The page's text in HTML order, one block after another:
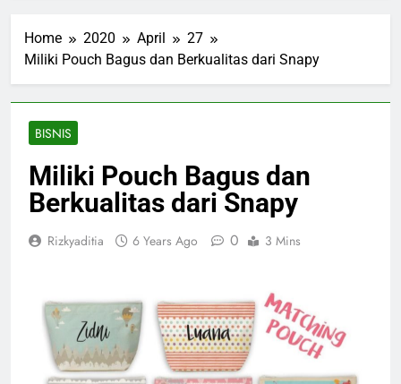
Home 2020 April
27
Miliki Pouch Bagus dan Berkualitas dari Snapy
BISNIS
Miliki Pouch Bagus dan
Berkualitas dari Snapy
Rizkyaditia 6 Years Ago 0 3 Mins